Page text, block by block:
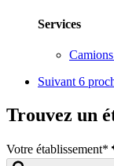
Services
Suivant 6
Trouvez un
Votre établissement*